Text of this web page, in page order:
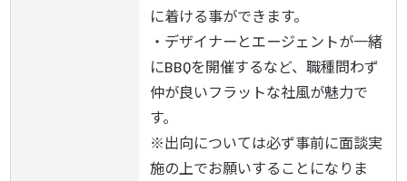
に着ける事ができます。
・デザイナーとエージェントが一緒
にBBQを開催するなど、職種問わず
仲が良いフラットな社風が魅力で
す。
※出向については必ず事前に面談実
施の上でお願いすることになりま